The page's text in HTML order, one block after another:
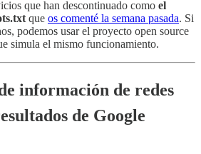
que han descontinuado como el
que os comenté la semana pasada. Si
podemos usar el proyecto open source
simula el mismo funcionamiento.
información de redes
de Google